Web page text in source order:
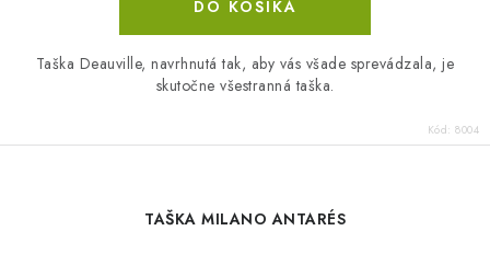
DO KOŠÍKA
Taška Deauville, navrhnutá tak, aby vás všade sprevádzala, je
skutočne všestranná taška.
Kód: 8004
TAŠKA MILANO ANTARÉS